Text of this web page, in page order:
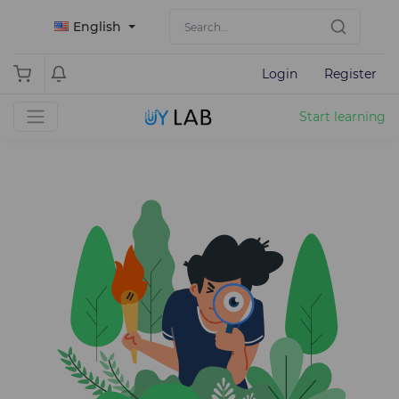
English
Login Register
Start learning